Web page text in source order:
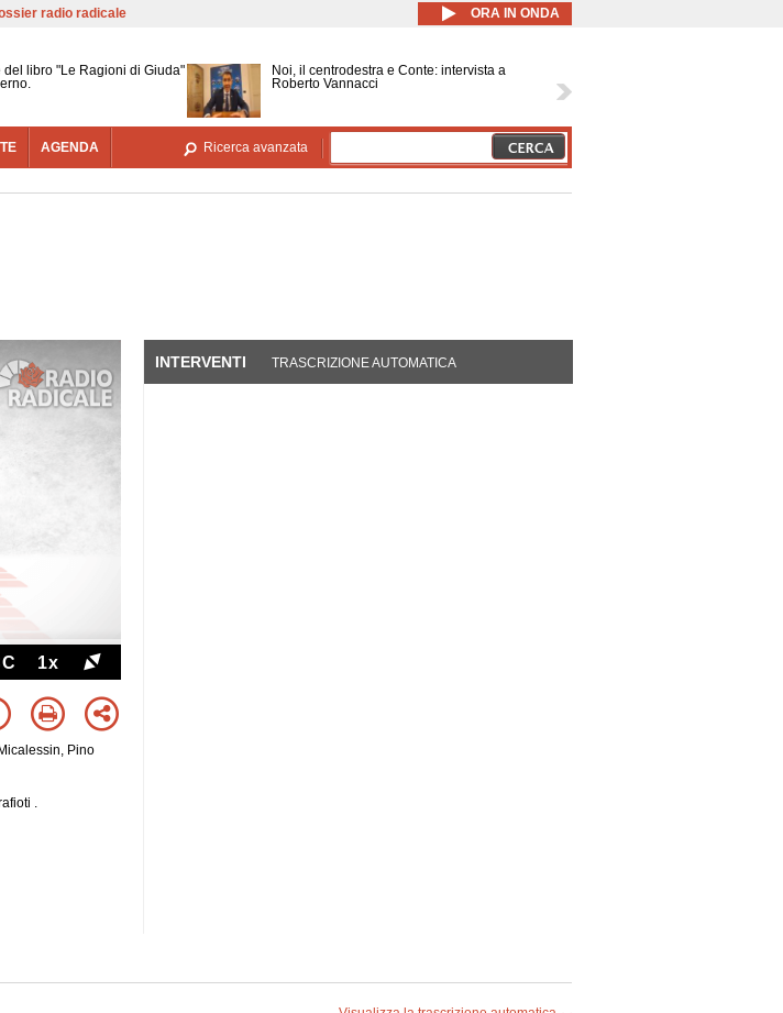
Salta al contenuto principale
radio radicale ORA IN ONDA
del libro "Le Ragioni di Giuda"
Noi, il centrodestra e Conte: intervista a
Roberto Vannacci
AGENDA Ricerca avanzata
1x
Pino
.
INTERVENTI (SCHEDA ATTIVA)
TRASCRIZIONE AUTOMATICA